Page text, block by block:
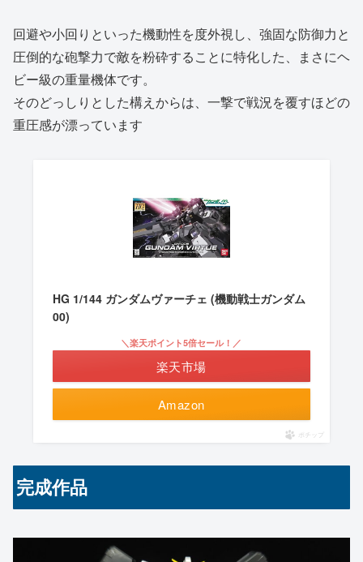
回避や小回りといった機動性を度外視し、強固な防御力と
圧倒的な砲撃力で敵を粉砕することに特化した、まさにヘ
ビー級の重量機体です。
そのどっしりとした構えからは、一撃で戦況を覆すほどの
重圧感が漂っています
HG 1/144 ガンダムヴァーチェ (機動戦士ガンダム
00)
Amazon
＼楽天ポイント5倍セール！／
楽天市場
ポチップ
完成作品